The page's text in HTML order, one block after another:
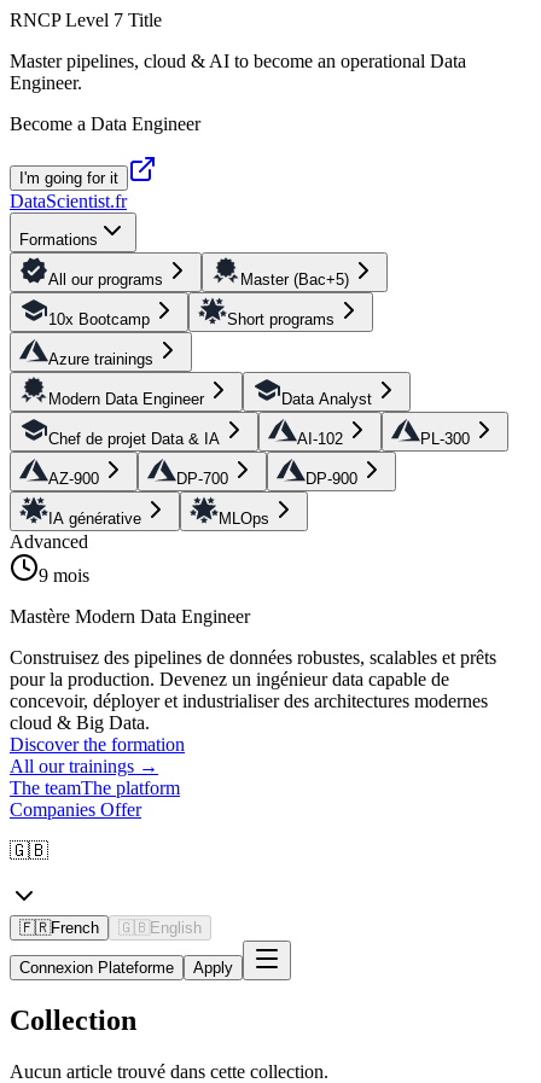
RNCP Level 7 Title
Master pipelines, cloud & AI to become an operational Data
Engineer.
Become a Data Engineer
I'm going for it
DataScientist.fr
Formations
All our programs Master (Bac+5)
10x Bootcamp Short programs
Azure trainings
Modern Data Engineer Data Analyst
Chef de projet Data & IA AI-102 PL-300
AZ-900 DP-700 DP-900
IA générative MLOps
Advanced
9 mois
Mastère Modern Data Engineer
Construisez des pipelines de données robustes, scalables et prêts
pour la production. Devenez un ingénieur data capable de
concevoir, déployer et industrialiser des architectures modernes
cloud & Big Data.
Discover the formation
All our trainings →
The teamThe platform
Companies Offer
🇬🇧
🇫🇷French 🇬🇧 English
Connexion Plateforme Apply
Collection
Aucun article trouvé dans cette collection.